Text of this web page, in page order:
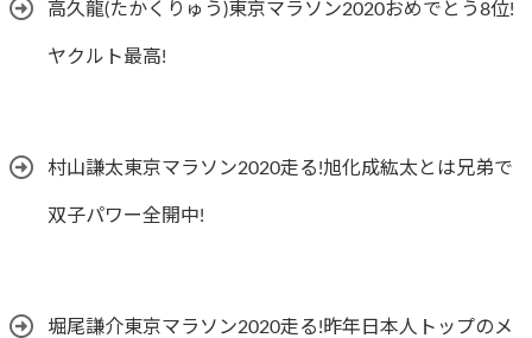
高久龍(たかくりゅう)東京マラソン2020おめでとう8位!
ヤクルト最高!
村山謙太東京マラソン2020走る!旭化成紘太とは兄弟で
双子パワー全開中!
堀尾謙介東京マラソン2020走る!昨年日本人トップのメ